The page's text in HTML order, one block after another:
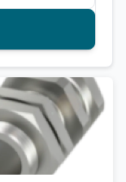
163
110
627
150